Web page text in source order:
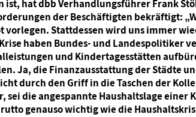
Verlag
ist, hat dbb Verhandlungsführer Frank
der Beschäftigten bekräftigt:
Stattdessen wird uns immer
haben Bundes- und Landespolitiker
und Kindertagesstätten
Ja, die Finanzausstattung der Städte
durch den Griff in die Taschen der
sei die angespannte Haushaltslage einer
genauso wichtig wie die